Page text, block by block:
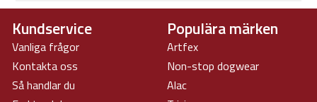
Kundservice
Vanliga frågor
Kontakta oss
Så handlar du
Populära märken
Artfex
Non-stop dogwear
Alac